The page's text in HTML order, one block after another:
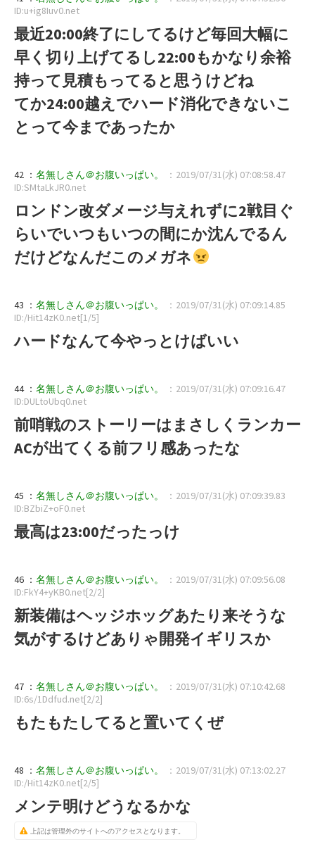
ID:u+ig8Iuv0.net
最近20:00終了にしてるけど毎回大幅に
早く切り上げてるし22:00もかなり余裕
持って見積もってると思うけどね
てか24:00越えでハード消化できないこ
とって今まであったか
42 ： 名無しさん＠お腹いっぱい。
：2019/07/31(水) 07:08:58.47
ID:SMtaLkJR0.net
ロンドン改ダメージ与えれずに2戦目ぐ
らいでいつもいつの間にか沈んでるん
だけどなんだこのメガネ
43 ： 名無しさん＠お腹いっぱい。
：2019/07/31(水) 07:09:14.85
ID:/Hit14zK0.net[1/5]
ハードなんて今やっとけばいい
44 ： 名無しさん＠お腹いっぱい。
：2019/07/31(水) 07:09:16.47
ID:DULtoUbq0.net
前哨戦のストーリーはまさしくランカー
ACが出てくる前フリ感あったな
45 ： 名無しさん＠お腹いっぱい。
：2019/07/31(水) 07:09:39.83
ID:BZbiZ+oF0.net
最高は23:00だったっけ
46 ： 名無しさん＠お腹いっぱい。
：2019/07/31(水) 07:09:56.08
ID:FkY4+yKB0.net[2/2]
新装備はヘッジホッグあたり来そうな
気がするけどありゃ開発イギリスか
47 ： 名無しさん＠お腹いっぱい。
：2019/07/31(水) 07:10:42.68
ID:6s/1Ddfud.net[2/2]
もたもたしてると置いてくぜ
48 ： 名無しさん＠お腹いっぱい。
：2019/07/31(水) 07:13:02.27
ID:/Hit14zK0.net[2/5]
メンテ明けどうなるかな
上記は管理外のサイトへのアクセスとなります。